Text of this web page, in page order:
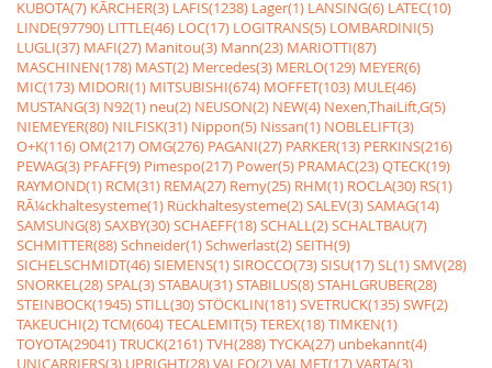
KUBOTA(7) KÃRCHER(3) LAFIS(1238) Lager(1) LANSING(6) LATEC(10)
LINDE(97790) LITTLE(46) LOC(17) LOGITRANS(5) LOMBARDINI(5)
LUGLI(37) MAFI(27) Manitou(3) Mann(23) MARIOTTI(87)
MASCHINEN(178) MAST(2) Mercedes(3) MERLO(129) MEYER(6)
MIC(173) MIDORI(1) MITSUBISHI(674) MOFFET(103) MULE(46)
MUSTANG(3) N92(1) neu(2) NEUSON(2) NEW(4) Nexen,ThaiLift,G(5)
NIEMEYER(80) NILFISK(31) Nippon(5) Nissan(1) NOBLELIFT(3)
O+K(116)OM(217)OMG(276) PAGANI(27) PARKER(13) PERKINS(216)
PEWAG(3) PFAFF(9) Pimespo(217) Power(5) PRAMAC(23)QTECK(19)
RAYMOND(1) RCM(31) REMA(27) Remy(25) RHM(1) ROCLA(30) RS(1)
RÃ¼ckhaltesysteme(1) Rückhaltesysteme(2)SALEV(3)SAMAG(14)
SAMSUNG(8)SAXBY(30)SCHAEFF(18)SCHALL(2)SCHALTBAU(7)
SCHMITTER(88)Schneider(1)Schwerlast(2)SEITH(9)
SICHELSCHMIDT(46)SIEMENS(1)SIROCCO(73)SISU(17)SL(1)SMV(28)
SNORKEL(28)SPAL(3)STABAU(31)STABILUS(8)STAHLGRUBER(28)
STEINBOCK(1945)STILL(30)STÖCKLIN(181)SVETRUCK(135)SWF(2)
TAKEUCHI(2)TCM(604)TECALEMIT(5)TEREX(18)TIMKEN(1)
TOYOTA(29041)TRUCK(2161)TVH(288)TYCKA(27) unbekannt(4)
UNICARRIERS(3) UPRIGHT(28)VALEO(2)VALMET(17)VARTA(3)